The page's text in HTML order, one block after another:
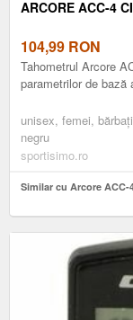
ARCORE ACC-4
104,99 RON
Tahometrul Arcore
parametrilor de
unisex, femei,
negru
sportisimo.ro
Similar cu Arcore